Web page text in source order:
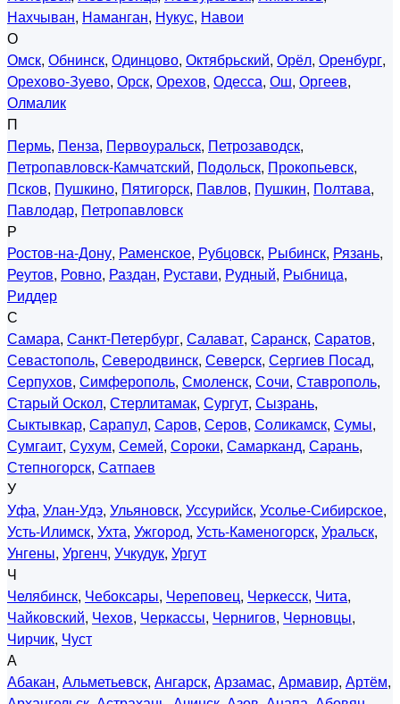
Нахчыван, Наманган, Нукус, Навои
О
Омск, Обнинск, Одинцово, Октябрьский, Орёл, Оренбург,
Орехово-Зуево, Орск, Орехов, Одесса, Ош, Оргеев,
Олмалик
П
Пермь, Пенза, Первоуральск, Петрозаводск,
Петропавловск-Камчатский, Подольск, Прокопьевск,
Псков, Пушкино, Пятигорск, Павлов, Пушкин, Полтава,
Павлодар, Петропавловск
Р
Ростов-на-Дону, Раменское, Рубцовск, Рыбинск, Рязань,
Реутов, Ровно, Раздан, Рустави, Рудный, Рыбница,
Риддер
С
Самара, Санкт-Петербург, Салават, Саранск, Саратов,
Севастополь, Северодвинск, Северск, Сергиев Посад,
Серпухов, Симферополь, Смоленск, Сочи, Ставрополь,
Старый Оскол, Стерлитамак, Сургут, Сызрань,
Сыктывкар, Сарапул, Саров, Серов, Соликамск, Сумы,
Сумгаит, Сухум, Семей, Сороки, Самарканд, Сарань,
Степногорск, Сатпаев
У
Уфа, Улан-Удэ, Ульяновск, Уссурийск, Усолье-Сибирское,
Усть-Илимск, Ухта, Ужгород, Усть-Каменогорск, Уральск,
Унгены, Ургенч, Учкудук, Ургут
Ч
Челябинск, Чебоксары, Череповец, Черкесск, Чита,
Чайковский, Чехов, Черкассы, Чернигов, Черновцы,
Чирчик, Чуст
А
Абакан, Альметьевск, Ангарск, Арзамас, Армавир, Артём,